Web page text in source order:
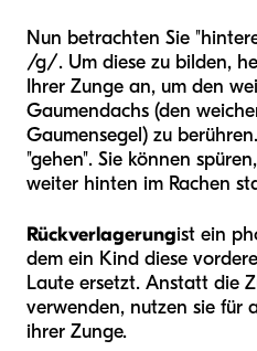
Nun betrachten Sie
/g/. Um diese zu bilden,
Ihrer Zunge an, um den
Gaumendachs (den
Gaumensegel) zu
"gehen". Sie können
weiter hinten im Rachen
Rückverlagerungist ein
dem ein Kind diese
Laute ersetzt. Anstatt die
verwenden, nutzen sie für
ihrer Zunge.